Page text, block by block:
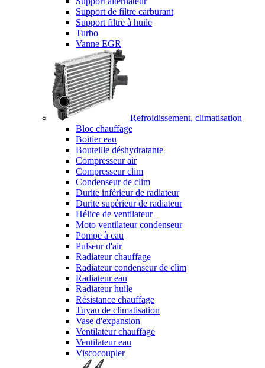
Support de filtre carburant
Support filtre à huile
Turbo
Vanne EGR
Refroidissement, climatisation
Bloc chauffage
Boitier eau
Bouteille déshydratante
Compresseur air
Compresseur clim
Condenseur de clim
Durite inférieur de radiateur
Durite supérieur de radiateur
Hélice de ventilateur
Moto ventilateur condenseur
Pompe à eau
Pulseur d'air
Radiateur chauffage
Radiateur condenseur de clim
Radiateur eau
Radiateur huile
Résistance chauffage
Tuyau de climatisation
Vase d'expansion
Ventilateur chauffage
Ventilateur eau
Viscocoupler